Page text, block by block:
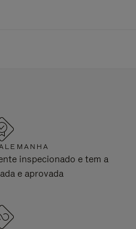
inspecionado e tem a
e aprovada